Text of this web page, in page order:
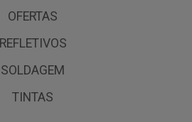
OFERTAS
REFLETIVOS
SOLDAGEM
TINTAS